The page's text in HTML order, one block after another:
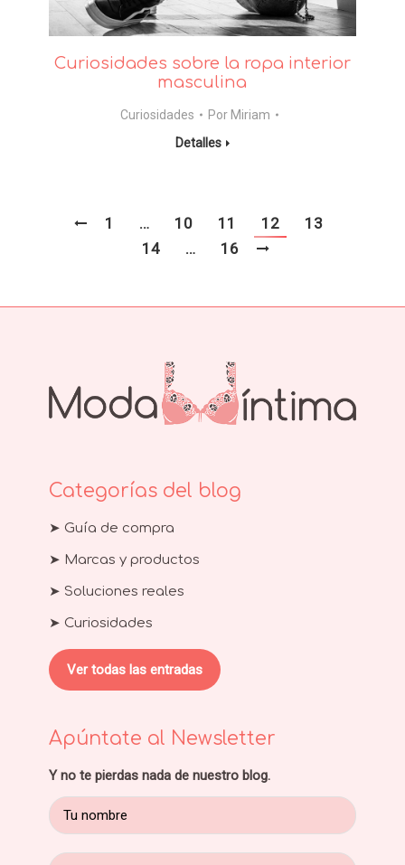
Curiosidades sobre la ropa interior
masculina
Curiosidades Por Miriam
Detalles
1 … 10 11 12
13
14
… 16
Categorías del blog
➤ Guía de compra
➤ Marcas y productos
➤ Soluciones reales
➤ Curiosidades
Ver todas las entradas
Apúntate al Newsletter
Y no te pierdas nada de nuestro blog.